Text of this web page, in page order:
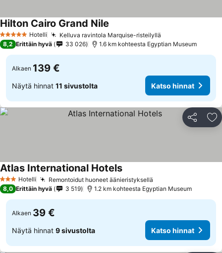
5 Tähtiluokitus
Hotelli Kelluva ravintola Marquise-risteilyllä
Hilton Cairo Grand Nile
8,2 Erittäin hyvä 33 026 1.6 km kohteesta Egyptian Museum
Alkaen 139 €
Näytä hinnat 11 sivustolta Katso hinnat
Jaa
3 Tähtiluokitus
Hotelli Remontoidut huoneet äänieristyksellä
Atlas International Hotels
8,0 Erittäin hyvä 3 519 1.2 km kohteesta Egyptian Museum
Alkaen 39 €
Näytä hinnat 9 sivustolta Katso hinnat